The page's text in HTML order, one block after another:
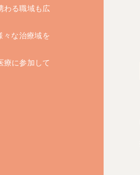
わる職域も広
々な治療域を
療に参加して